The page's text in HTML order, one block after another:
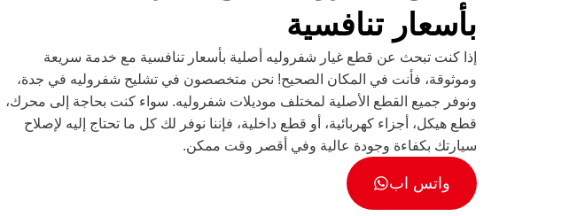
بأسعار تنافسية
إذا كنت تبحث عن قطع غيار شفروليه أصلية بأسعار تنافسية مع خدمة سريعة
وموثوقة، فأنت في المكان الصحيح! نحن متخصصون في تشليح شفروليه في جدة،
ونوفر جميع القطع الأصلية لمختلف موديلات شفروليه. سواء كنت بحاجة إلى محرك،
قطع هيكل، أجزاء كهربائية، أو قطع داخلية، فإننا نوفر لك كل ما تحتاج إليه لإصلاح
سيارتك بكفاءة وجودة عالية وفي أقصر وقت ممكن.
واتس اب